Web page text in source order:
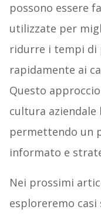
possono essere
utilizzate per
ridurre i tempi di
rapidamente ai
Questo
cultura
permettendo un
informato e
Nei prossimi
esploreremo